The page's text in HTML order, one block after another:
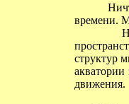
времени.
структур
движения.